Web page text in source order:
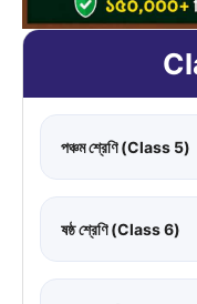
পঞ্চম শ্রেণি (Class 5)
ষষ্ঠ শ্রেণি (Class 6)